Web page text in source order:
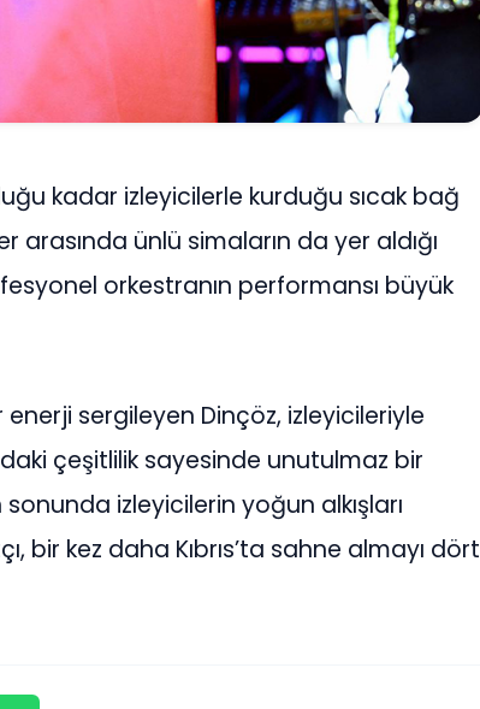
kadar izleyicilerle kurduğu sıcak bağ
arasında ünlü simaların da yer aldığı
orkestranın performansı büyük
sergileyen Dinçöz, izleyicileriyle
çeşitlilik sayesinde unutulmaz bir
izleyicilerin yoğun alkışları
bir kez daha Kıbrıs’ta sahne almayı dört